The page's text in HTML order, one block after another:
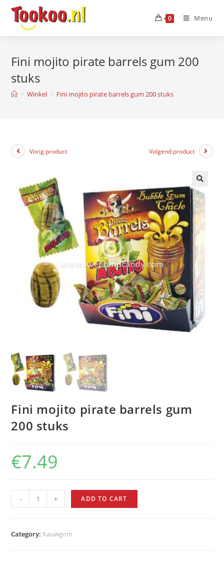
0 Menu
Fini mojito pirate barrels gum 200
stuks
> Winkel > Fini mojito pirate barrels gum 200 stuks
Vorig product Volgend product
Fini mojito pirate barrels gum
200 stuks
€7.49
- + ADD TO CART
Category: Kauwgom